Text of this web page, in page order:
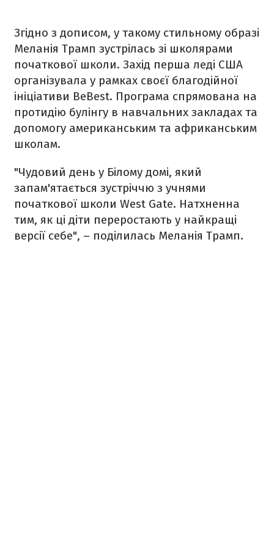
Згідно з дописом, у такому стильному образі
Меланія Трамп зустрілась зі школярами
початкової школи. Захід перша леді США
організувала у рамках своєї благодійної
ініціативи BeBest. Програма спрямована на
протидію булінгу в навчальних закладах та
допомогу американським та африканським
школам.
"Чудовий день у Білому домі, який
запам'ятається зустріччю з учнями
початкової школи West Gate. Натхненна
тим, як ці діти переростають у найкращі
версії себе", – поділилась Меланія Трамп.